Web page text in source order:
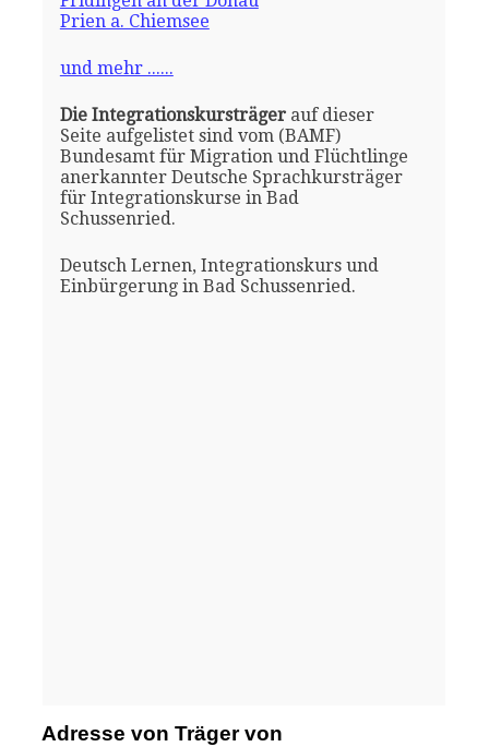
Prien a. Chiemsee
und mehr ......
Die Integrationskursträgerauf dieser
Seite aufgelistet sind vom (BAMF)
Bundesamt für Migration und Flüchtlinge
anerkannter Deutsche Sprachkursträger
für Integrationskurse in Bad
Schussenried.
Deutsch Lernen, Integrationskurs und
Einbürgerung in Bad Schussenried.
Adresse von Träger von